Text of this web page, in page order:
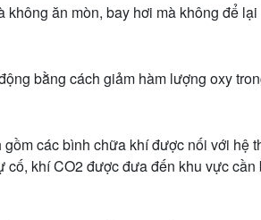
ăn mòn, bay hơi mà không để
bằng cách giảm hàm lượng oxy
các bình chữa khí được nối với hệ
khí CO2 được đưa đến khu vực cần